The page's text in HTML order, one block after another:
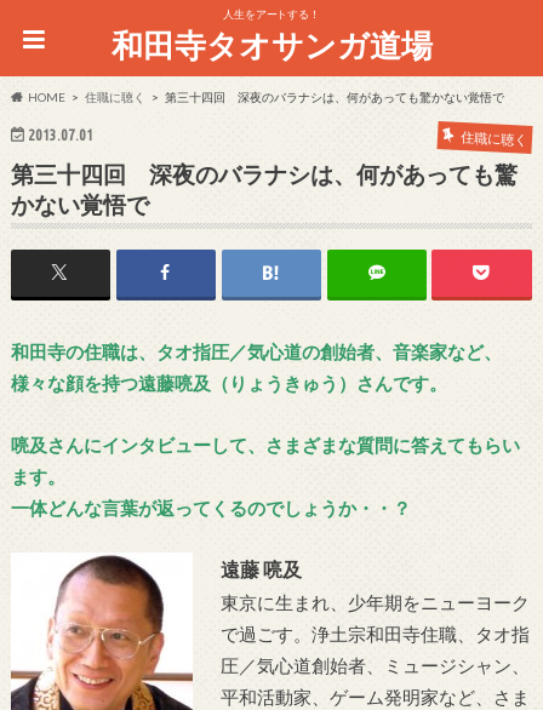
人生をアートする！
和田寺タオサンガ道場
HOME 住職に聴く 第三十四回 深夜のバラナシは、何があっても驚かない覚悟で
2013.07.01 住職に聴く
第三十四回 深夜のバラナシは、何があっても驚
かない覚悟で
和田寺の住職は、タオ指圧／気心道の創始者、音楽家など、
様々な顔を持つ遠藤喨及（りょうきゅう）さんです。
喨及さんにインタビューして、さまざまな質問に答えてもらい
ます。
一体どんな言葉が返ってくるのでしょうか・・？
遠藤 喨及
東京に生まれ、少年期をニューヨーク
で過ごす。浄土宗和田寺住職、タオ指
圧／気心道創始者、ミュージシャン、
平和活動家、ゲーム発明家など、さま